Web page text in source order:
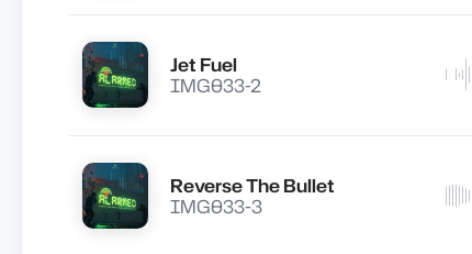
Lire
Jet Fuel
IMG033-2
Lire
Reverse The Bullet
IMG033-3